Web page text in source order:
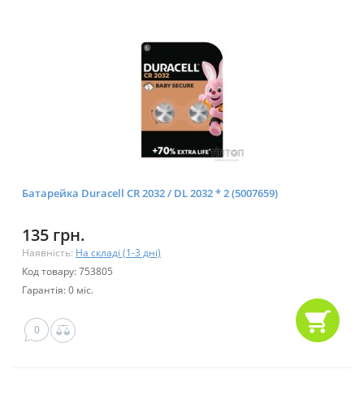
Батарейка Duracell CR 2032 / DL 2032 * 2 (5007659)
135 грн.
Наявність: На складі (1-3 дні)
Код товару: 753805
Гарантія: 0 міс.
0